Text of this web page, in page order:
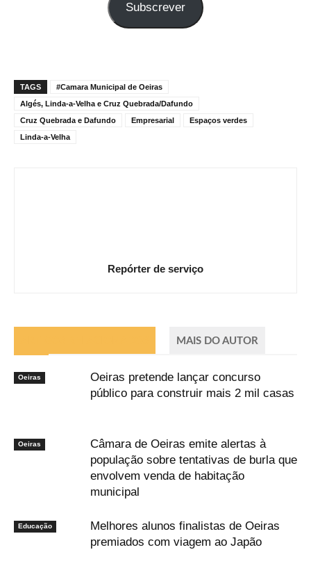
Subscrever
TAGS
#Camara Municipal de Oeiras
Algés, Linda-a-Velha e Cruz Quebrada/Dafundo
Cruz Quebrada e Dafundo
Empresarial
Espaços verdes
Linda-a-Velha
Repórter de serviço
MAIS DO AUTOR
Oeiras
Oeiras pretende lançar concurso
público para construir mais 2 mil casas
Oeiras
Câmara de Oeiras emite alertas à
população sobre tentativas de burla que
envolvem venda de habitação
municipal
Educação
Melhores alunos finalistas de Oeiras
premiados com viagem ao Japão